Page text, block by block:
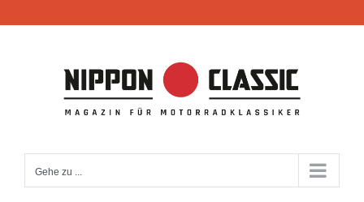
Inhalt
Gehe zu ...